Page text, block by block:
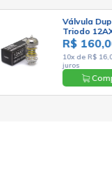
Válvula
Triodo
ECC83
Electro-
R$
10x de R$
juros